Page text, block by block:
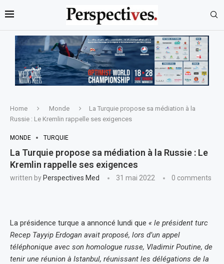
Home Monde
La Turquie propose sa médiation à la
Russie : Le Kremlin rappelle ses exigences
MONDE TURQUIE
La Turquie propose sa médiation à la Russie : Le
Kremlin rappelle ses exigences
written by Perspectives Med 31 mai 2022 0 comments
La présidence turque a annoncé lundi que « le président turc
Recep Tayyip Erdogan avait proposé, lors d’un appel
téléphonique avec son homologue russe, Vladimir Poutine, de
tenir une réunion à Istanbul, réunissant les délégations de la